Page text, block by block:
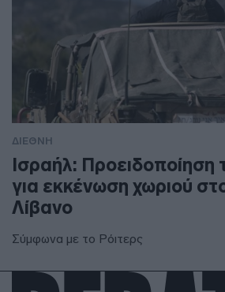
ΔΙΕΘΝΗ
Ισραήλ: Προειδοποίηση
για εκκένωση χωριού
Λίβανο
Σύμφωνα με το Ρόιτερς